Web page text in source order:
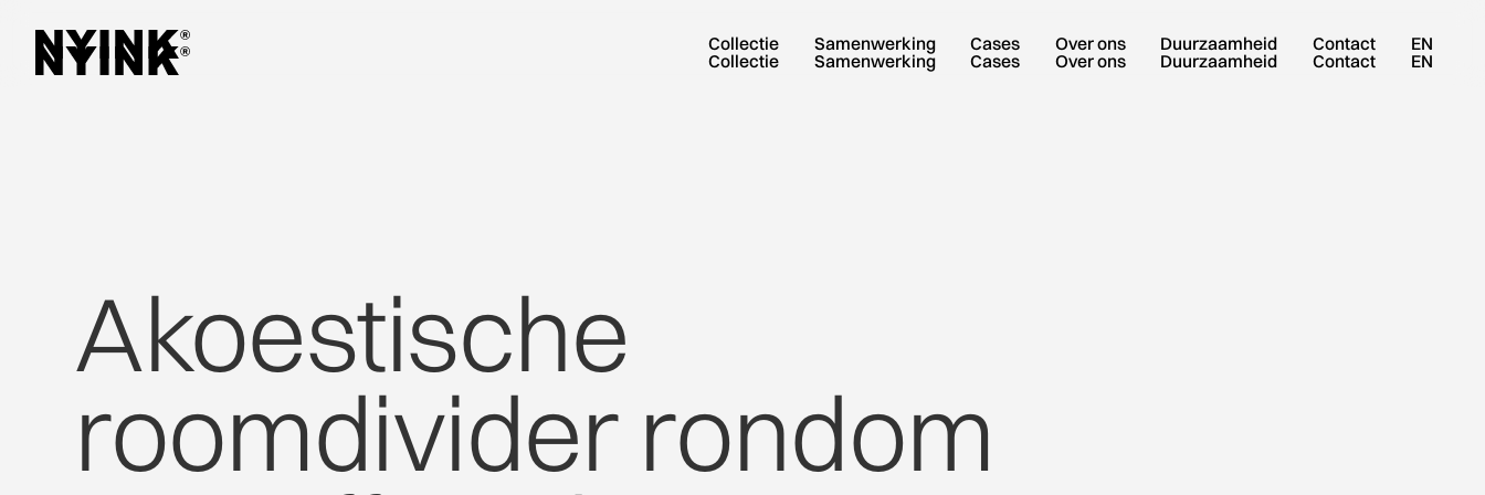
Collectie Samenwerking Cases Over ons Duurzaamheid Contact EN
Collectie Samenwerking Cases Over ons Duurzaamheid Contact EN
Akoestische
roomdivider rondom